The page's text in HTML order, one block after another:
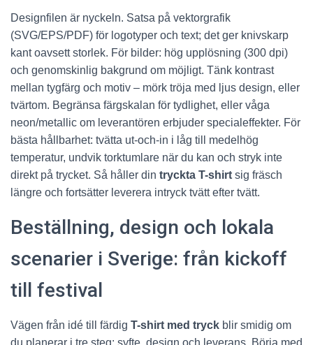
Designfilen är nyckeln. Satsa på vektorgrafik
(SVG/EPS/PDF) för logotyper och text; det ger knivskarp
kant oavsett storlek. För bilder: hög upplösning (300 dpi)
och genomskinlig bakgrund om möjligt. Tänk kontrast
mellan tygfärg och motiv – mörk tröja med ljus design, eller
tvärtom. Begränsa färgskalan för tydlighet, eller våga
neon/metallic om leverantören erbjuder specialeffekter. För
bästa hållbarhet: tvätta ut-och-in i låg till medelhög
temperatur, undvik torktumlare när du kan och stryk inte
direkt på trycket. Så håller din tryckta T-shirt sig fräsch
längre och fortsätter leverera intryck tvätt efter tvätt.
Beställning, design och lokala
scenarier i Sverige: från kickoff
till festival
Vägen från idé till färdig T-shirt med tryck blir smidig om
du planerar i tre steg: syfte, design och leverans. Börja med